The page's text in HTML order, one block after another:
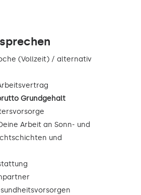
(Vollzeit) / alternativ
Grundgehalt
Arbeit an Sonn- und
und